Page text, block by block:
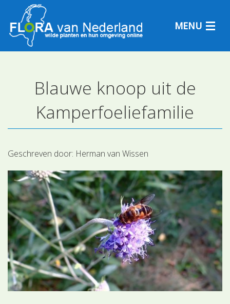
MENU
Plantensoorten
Plantengemeenschappen
Determineren
Blauwe knoop uit de
Kamperfoeliefamilie
Geschreven door: Herman van Wissen